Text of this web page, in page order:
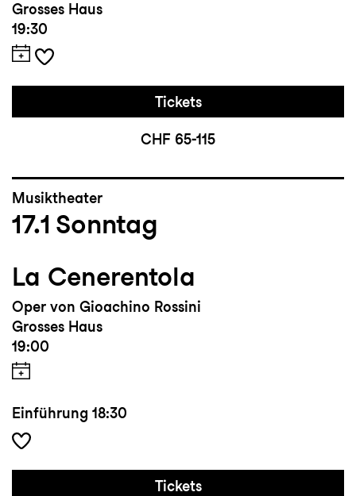
Grosses Haus
19:30
Tickets
CHF 65-115
Musiktheater
17.1 Sonntag
La Cenerentola
Oper von Gioachino Rossini
Grosses Haus
19:00
Einführung 18:30
Tickets